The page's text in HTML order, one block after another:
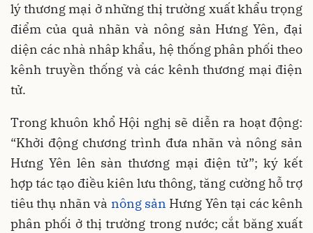
lý thương mại ở những thị trường xuất khẩu trọng
điểm của quả nhãn và nông sản Hưng Yên, đại
diện các nhà nhâp khẩu, hệ thống phân phối theo
kênh truyền thống và các kênh thương mại điện
tử.
Trong khuôn khổ Hội nghị sẽ diễn ra hoạt động:
“Khởi động chương trình đưa nhãn và nông sản
Hưng Yên lên sàn thương mại điện tử”; ký kết
hợp tác tạo điều kiên lưu thông, tăng cường hỗ trợ
tiêu thụ nhãn và nông sản Hưng Yên tại các kênh
phân phối ở thị trường trong nước; cắt băng xuất